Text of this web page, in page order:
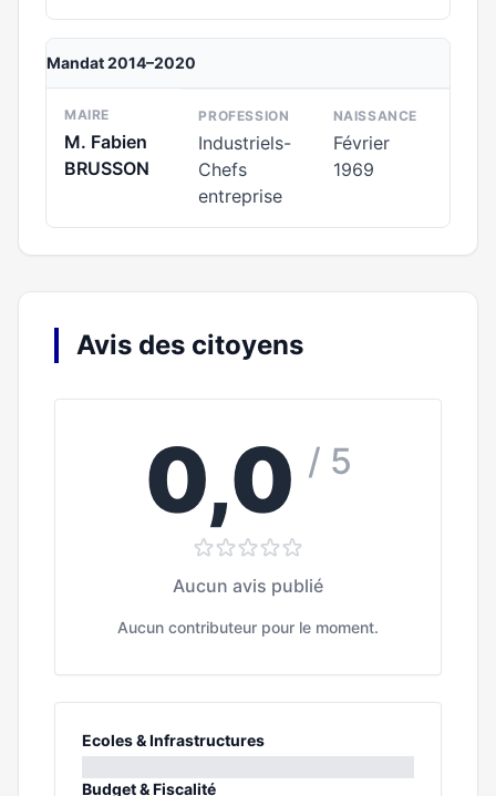
Mandat 2014–2020
MAIRE
M. Fabien
BRUSSON
PROFESSION
Industriels-
Chefs
entreprise
NAISSANCE
Février
1969
Avis des citoyens
0,0 / 5
Aucun avis publié
Aucun contributeur pour le moment.
Ecoles & Infrastructures
0%
Budget & Fiscalité